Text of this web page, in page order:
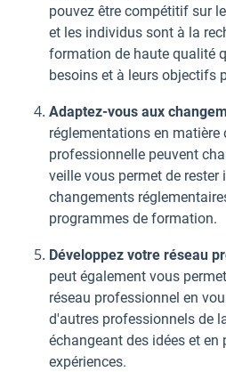
pouvez être compétitif sur
et les individus sont à la
formation de haute qualité
besoins et à leurs objectifs
Adaptez-vous aux
réglementations en matière
professionnelle peuvent
veille vous permet de rester
changements
programmes de formation.
Développez votre réseau
peut également vous
réseau professionnel en
d'autres professionnels de
échangeant des idées et en
expériences.